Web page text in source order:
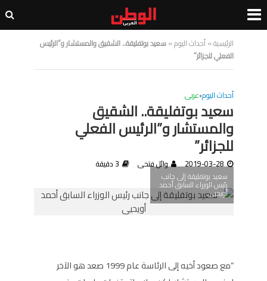
الرئيسية»أحداث اليوم»سعيد بوتفليقة.. الشقيق والمستشار و”الرئيس
الفعلي للجزائر”
أحداث اليوم•عربى
سعيد بوتفليقة.. الشقيق
والمستشار و”الرئيس الفعلي
للجزائر”
2019-03-28 وائل فتحى
3 دقيقة
سعيد بوتفليقة إلى جانب
رئيس الوزراء السابق أحمد
أويحيى
“مع صعود أخيه إلى الرئاسة عام 1999 صعد هو الآخر